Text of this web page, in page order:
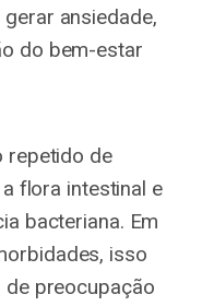
ansiedade,
do bem-estar
repetido de
flora intestinal e
bacteriana. Em
isso
preocupação